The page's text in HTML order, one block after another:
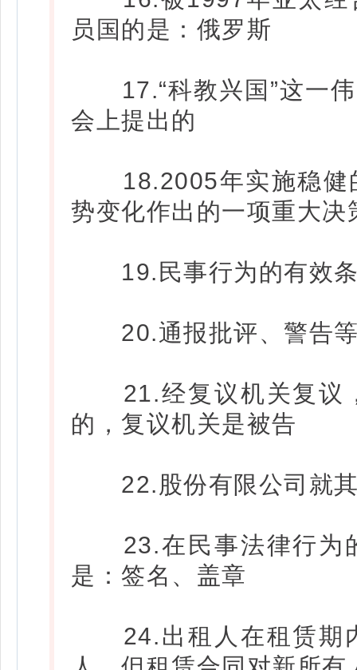
员国的是：俄罗斯
17.“科教兴国”这一伟
会上提出的
18.2005年实施稳健
势变化作出的一项重大决
19.民事行为的有效条
20.通报批评、警告等
21.经复议机关复议
的，复议机关是被告
22.股份有限公司就其
23.在民事法律行为
是：签名、盖章
24.出租人在租赁期